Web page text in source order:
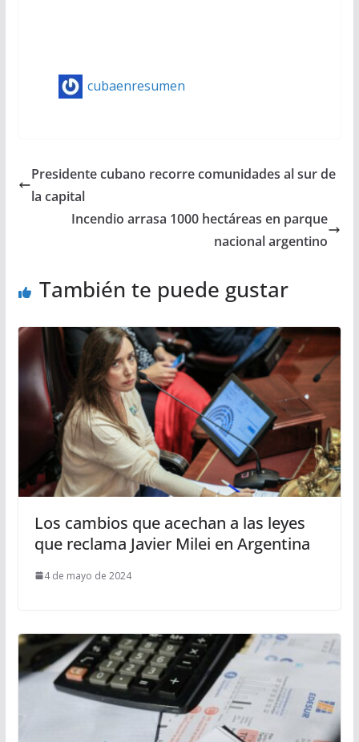
cubaenresumen
Presidente cubano recorre comunidades al sur de
la capital
Incendio arrasa 1000 hectáreas en parque
nacional argentino
También te puede gustar
Los cambios que acechan a las leyes
que reclama Javier Milei en Argentina
4 de mayo de 2024